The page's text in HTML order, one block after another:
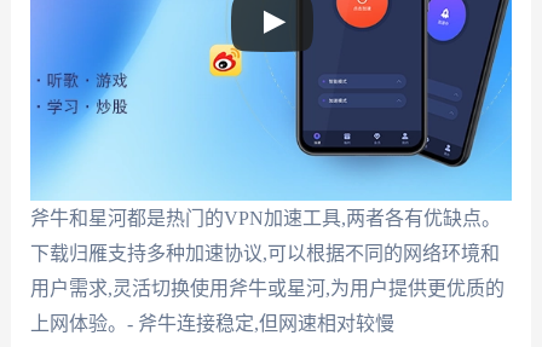
斧牛和星河都是热门的VPN加速工具,两者各有优缺点。
下载归雁支持多种加速协议,可以根据不同的网络环境和
用户需求,灵活切换使用斧牛或星河,为用户提供更优质的
上网体验。- 斧牛连接稳定,但网速相对较慢